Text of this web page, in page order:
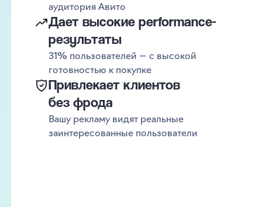
аудитория Авито
Дает высокие performance-
результаты
31% пользователей — с высокой
готовностью к покупке
Привлекает клиентов
без фрода
Вашу рекламу видят реальные
заинтересованные пользователи